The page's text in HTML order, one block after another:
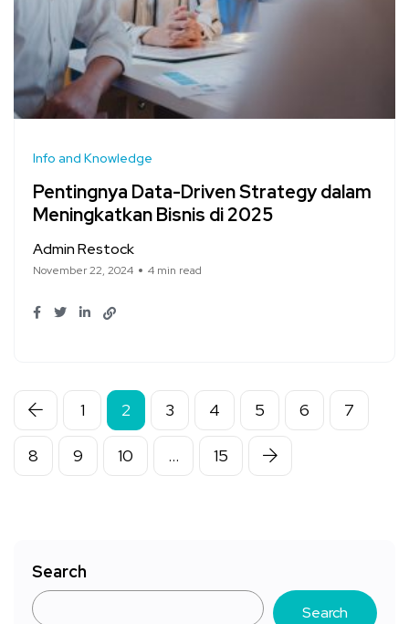
Info and Knowledge
Pentingnya Data-Driven Strategy dalam
Meningkatkan Bisnis di 2025
Admin Restock
November 22, 2024 4 min read
1 2 3 4 5 6 7
8 9 10 … 15
Search
Search